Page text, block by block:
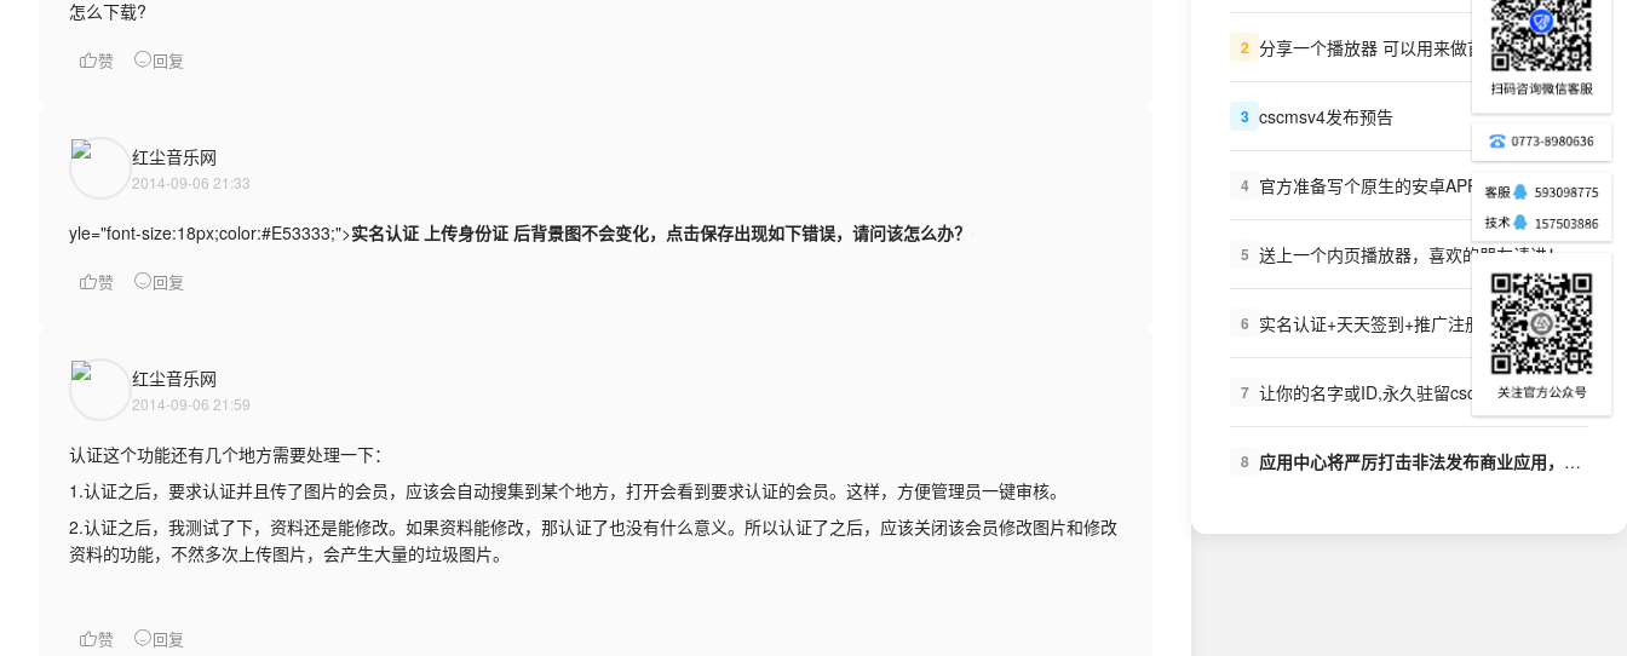
怎么下载?
赞 回复
红尘音乐网
2014-09-06 21:33
yle="font-size:18px;color:#E53333;">实名认证 上传身份证 后背景图不会变化，点击保存出现如下错误，请问该怎么办？
赞 回复
红尘音乐网
2014-09-06 21:59
认证这个功能还有几个地方需要处理一下：
1.认证之后，要求认证并且传了图片的会员，应该会自动搜集到某个地方，打开会看到要求认证的会员。这样，方便管理员一键审核。
2.认证之后，我测试了下，资料还是能修改。如果资料能修改，那认证了也没有什么意义。所以认证了之后，应该关闭该会员修改图片和修改
资料的功能，不然多次上传图片，会产生大量的垃圾图片。
赞 回复
2 分享一个播放器 可以用来做首页播放器
3 cscmsv4发布预告
4 官方准备写个原生的安卓APP，看看有多少需求？
5 送上一个内页播放器，喜欢的朋友请进！
6 实名认证+天天签到+推广注册--伤飞工作室++扩展下载
7 让你的名字或ID,永久驻留cscms的手册里
8 应用中心将严厉打击非法发布商业应用，盗版商业应用的行为